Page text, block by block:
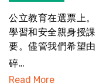
公立教育在選票上
學習和安全親身授
要。儘管我們希望
碎…
Read More